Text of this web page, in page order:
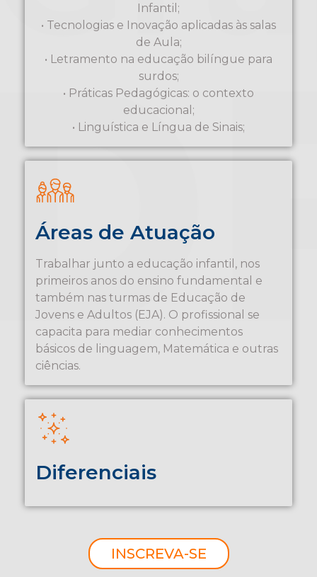
Infantil;
• Tecnologias e Inovação aplicadas às salas
de Aula;
• Letramento na educação bilíngue para
surdos;
• Práticas Pedagógicas: o contexto
educacional;
• Linguística e Língua de Sinais;
Áreas de Atuação
Trabalhar junto a educação infantil, nos
primeiros anos do ensino fundamental e
também nas turmas de Educação de
Jovens e Adultos (EJA). O profissional se
capacita para mediar conhecimentos
básicos de linguagem, Matemática e outras
ciências.
Diferenciais
INSCREVA-SE